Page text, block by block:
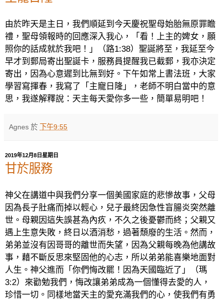
由於昨天是主日，我們順延到今天慶祝聖母始胎無原罪瞻
禮，聖母領報時的回應深入我心，「看！上主的婢女，願
照你的話成就於我吧！」（路1:38）聖誕將至，我延至今
早才到郵局寄出聖誕卡，服務員提醒我已截郵，我亦決定
寄出，因為心意遲到比無到好。下午如常上書法班，大家
學習寫揮春，我寫了「主寵日隆」，老師不明白當中的意
思，我遂解釋說：天主每天愛你多一些，簡單易明吧！
Agnes 於 下午9:55
2019年12月8日星期日
甘於服務
神父在講道中與我們分享一個美國家庭的悲慘故事，父母
因為長子肚痛而掉以輕心，兒子最終因急性盲腸炎突然離
世。母親因這失誤甚為內疚，不久之後憂鬱而終；父親又
遇上生意失敗，終日以酒消愁，過著頹廢的生活。然而，
弟弟並沒有因哥哥的離世而失望，因為父親每晚為他講故
事，藉不斷反思來堅固他的心志，所以弟弟能喜樂地面對
人生。神父進而「你們悔改罷！因為天國臨近了」（瑪
3:2）來勸勉我們，悔改讓弟弟成為一個懂得去愛的人，
珍惜一切。同樣地當天主的愛充滿我們的心，使我們有勇